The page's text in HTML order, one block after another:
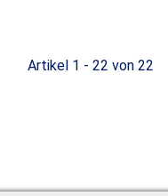
Artikel 1 - 22 von 22